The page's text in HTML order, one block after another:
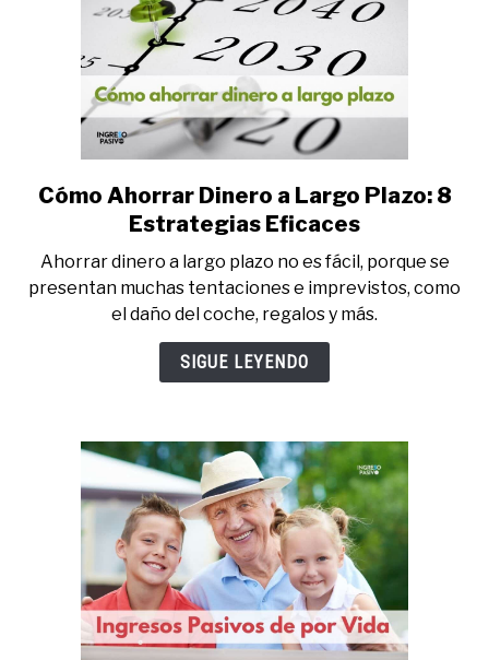
link
to
Ahorrar
Dinero
a
Largo
Eficaces
Cómo Ahorrar Dinero a Largo Plazo: 8
Estrategias Eficaces
Ahorrar dinero a largo plazo no es fácil, porque se
presentan muchas tentaciones e imprevistos, como
el daño del coche, regalos y más.
SIGUE LEYENDO